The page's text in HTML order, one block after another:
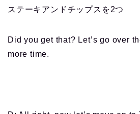
ステーキアンドチップスを2つ
Did you get that? Let’s go over
more time.